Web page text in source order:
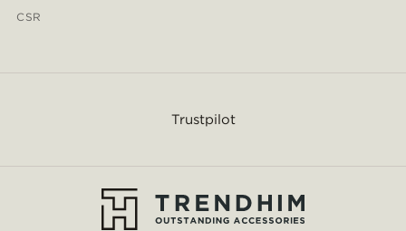
CSR
Trustpilot